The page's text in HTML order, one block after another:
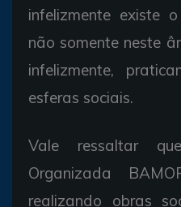
infelizmente existe
não somente neste
infelizmente,
esferas sociais.
Vale ressaltar
Organizada
realizando obras